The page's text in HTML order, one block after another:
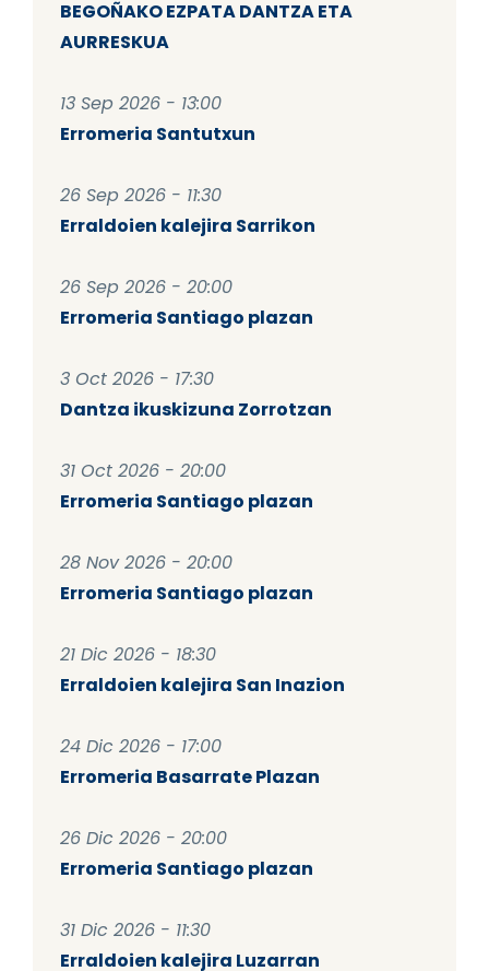
BEGOÑAKO EZPATA DANTZA ETA
AURRESKUA
13 Sep 2026 - 13:00
Erromeria Santutxun
26 Sep 2026 - 11:30
Erraldoien kalejira Sarrikon
26 Sep 2026 - 20:00
Erromeria Santiago plazan
3 Oct 2026 - 17:30
Dantza ikuskizuna Zorrotzan
31 Oct 2026 - 20:00
Erromeria Santiago plazan
28 Nov 2026 - 20:00
Erromeria Santiago plazan
21 Dic 2026 - 18:30
Erraldoien kalejira San Inazion
24 Dic 2026 - 17:00
Erromeria Basarrate Plazan
26 Dic 2026 - 20:00
Erromeria Santiago plazan
31 Dic 2026 - 11:30
Erraldoien kalejira Luzarran